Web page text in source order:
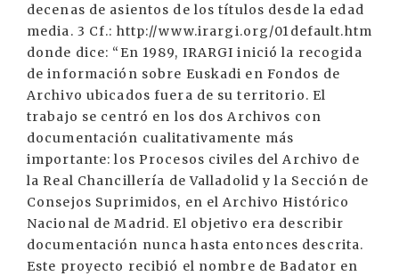
decenas de asientos de los títulos desde la edad
media. 3 Cf.: http://www.irargi.org/01default.htm
donde dice: “En 1989, IRARGI inició la recogida
de información sobre Euskadi en Fondos de
Archivo ubicados fuera de su territorio. El
trabajo se centró en los dos Archivos con
documentación cualitativamente más
importante: los Procesos civiles del Archivo de
la Real Chancillería de Valladolid y la Sección de
Consejos Suprimidos, en el Archivo Histórico
Nacional de Madrid. El objetivo era describir
documentación nunca hasta entonces descrita.
Este proyecto recibió el nombre de Badator en